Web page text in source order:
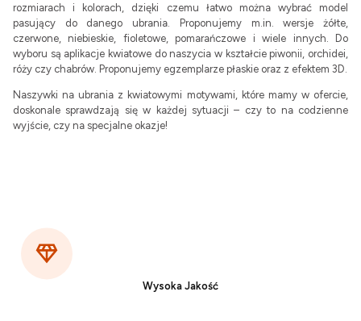
rozmiarach i kolorach, dzięki czemu łatwo można wybrać model
pasujący do danego ubrania. Proponujemy m.in. wersje żółte,
czerwone, niebieskie, fioletowe, pomarańczowe i wiele innych. Do
wyboru są aplikacje kwiatowe do naszycia w kształcie piwonii, orchidei,
róży czy chabrów. Proponujemy egzemplarze płaskie oraz z efektem 3D.
Naszywki na ubrania z kwiatowymi motywami, które mamy w ofercie,
doskonale sprawdzają się w każdej sytuacji – czy to na codzienne
wyjście, czy na specjalne okazje!
Wysoka Jakość